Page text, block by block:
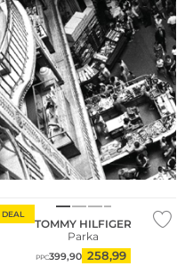
DEAL
Grandes tailles
Durable
TOMMY HILFIGER
Parka
PPC399,90 258,99